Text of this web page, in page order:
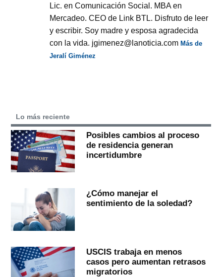
Lic. en Comunicación Social. MBA en
Mercadeo. CEO de Link BTL. Disfruto de leer
y escribir. Soy madre y esposa agradecida
con la vida. jgimenez@lanoticia.comMás de
Jeralí Giménez
Lo más reciente
Posibles cambios al proceso
de residencia generan
incertidumbre
¿Cómo manejar el
sentimiento de la soledad?
USCIS trabaja en menos
casos pero aumentan retrasos
migratorios